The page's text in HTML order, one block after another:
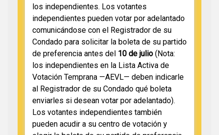
los independientes. Los votantes
independientes pueden votar por adelantado
comunicándose con el Registrador de su
Condado para solicitar la boleta de su partido
de preferencia antes del 10 de julio (Nota:
los independientes en la Lista Activa de
Votación Temprana —AEVL— deben indicarle
al Registrador de su Condado qué boleta
enviarles si desean votar por adelantado).
Los votantes independientes también
pueden acudir a su centro de votación y